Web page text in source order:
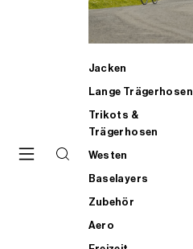
Jacken
Lange Trägerhosen
Trikots &
Trägerhosen
Westen
Baselayers
Zubehör
Aero